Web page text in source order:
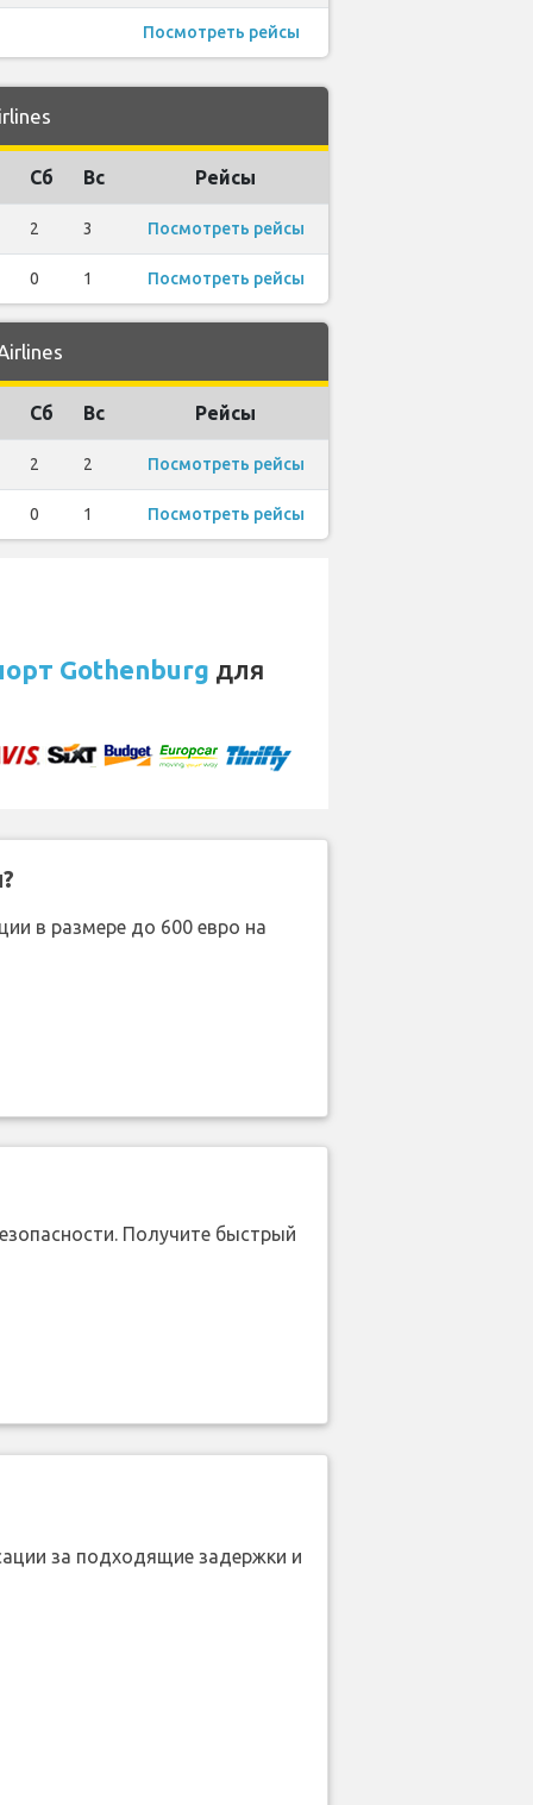
Посмотреть рейсы
Сб Вс Рейсы
2 3 Посмотреть рейсы
0 1 Посмотреть рейсы
Сб Вс Рейсы
2 2 Посмотреть рейсы
0 1 Посмотреть рейсы
Gothenburg для
в размере до 600 евро на
Получите быстрый
за подходящие задержки и